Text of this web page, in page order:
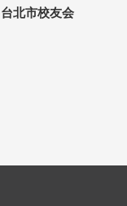
台北市校友会